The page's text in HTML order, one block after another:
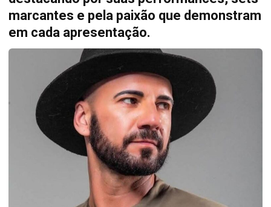
marcantes e pela paixão que demonstram
em cada apresentação.